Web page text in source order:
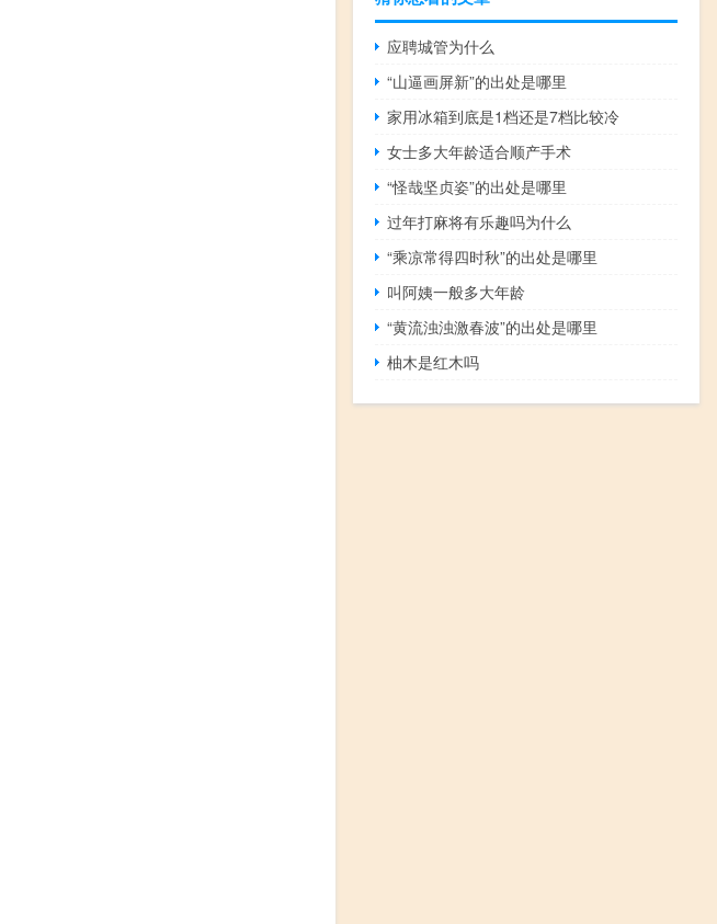
应聘城管为什么
“山逼画屏新”的出处是哪里
家用冰箱到底是1档还是7档比较冷
女士多大年龄适合顺产手术
“怪哉坚贞姿”的出处是哪里
过年打麻将有乐趣吗为什么
“乘凉常得四时秋”的出处是哪里
叫阿姨一般多大年龄
“黄流浊浊激春波”的出处是哪里
柚木是红木吗